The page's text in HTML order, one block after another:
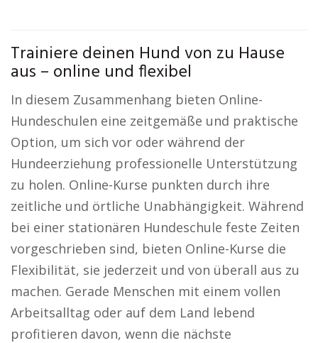
Trainiere deinen Hund von zu Hause
aus – online und flexibel
In diesem Zusammenhang bieten Online-
Hundeschulen eine zeitgemäße und praktische
Option, um sich vor oder während der
Hundeerziehung professionelle Unterstützung
zu holen. Online-Kurse punkten durch ihre
zeitliche und örtliche Unabhängigkeit. Während
bei einer stationären Hundeschule feste Zeiten
vorgeschrieben sind, bieten Online-Kurse die
Flexibilität, sie jederzeit und von überall aus zu
machen. Gerade Menschen mit einem vollen
Arbeitsalltag oder auf dem Land lebend
profitieren davon, wenn die nächste